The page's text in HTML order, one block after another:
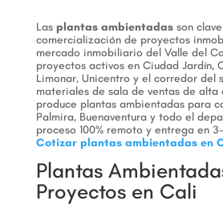
Las plantas ambientadasson
comercialización de proyectos
mercado inmobiliario del Valle del
proyectos activos en Ciudad Jardín,
Limonar, Unicentro y el corredor del
materiales de sala de ventas de alta
produce plantas ambientadas para
Palmira, Buenaventura y todo el
proceso 100% remoto y entrega en
Cotizar plantas ambientadas en
Plantas
Proyectos en Cali